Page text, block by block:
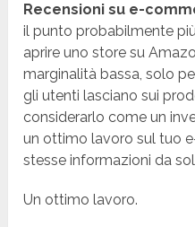
Recensioni su e-
il punto probabilmente
aprire uno store su
marginalità bassa, solo
gli utenti lasciano sui
considerarlo come un
un ottimo lavoro sul tuo
stesse informazioni da
Un ottimo lavoro.